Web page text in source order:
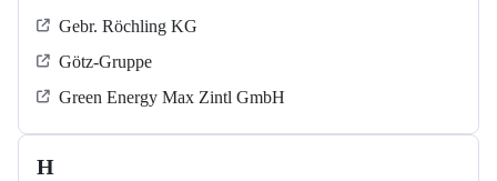
Gebr. Röchling KG
Götz-Gruppe
Green Energy Max Zintl GmbH
H